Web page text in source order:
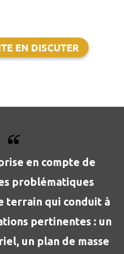
EN DISCUTER
en compte de
problématiques
terrain qui conduit à
pertinentes : un
un plan de masse